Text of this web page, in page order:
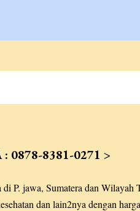
0878-8381-0271 >
P. jawa, Sumatera dan Wilayah
dan lain2nya dengan